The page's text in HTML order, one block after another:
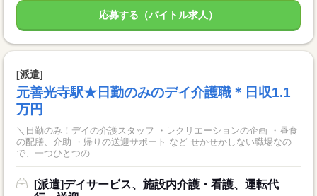
応募する（バイトル求人）
[派遣]
元善光寺駅★日勤のみのデイ介護職＊日収1.1
万円
＼日勤のみ！デイの介護スタッフ ・レクリエーションの企画 ・昼食
の配膳、介助 ・帰りの送迎サポート など せかせかしない職場なの
で、一つひとつの...
[派遣]デイサービス、施設内介護・看護、運転代